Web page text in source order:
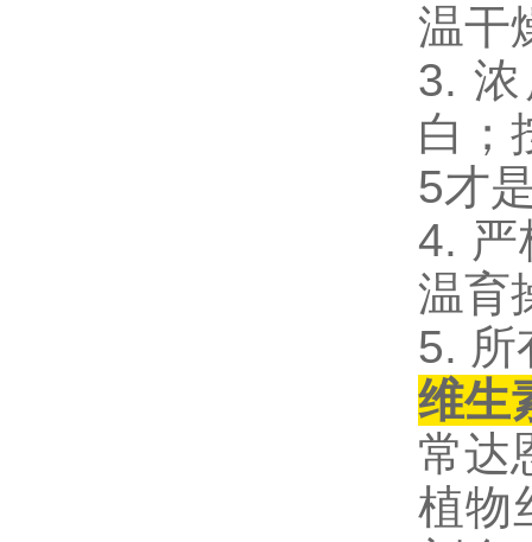
温干
3.
白；
5才
4. 严
温育
5. 所
维生
常达
植物